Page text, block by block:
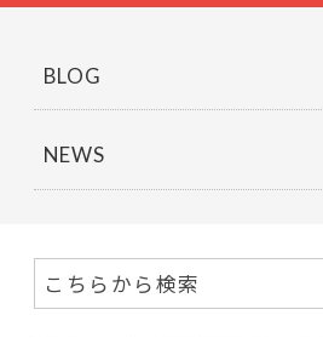
BLOG
NEWS